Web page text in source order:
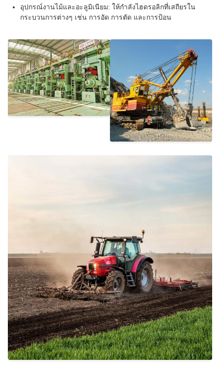
อุปกรณ์งานไม้และอะลูมิเนียม: ให้กำลังไฮดรอลิกที่เสถียรใน
กระบวนการต่างๆ เช่น การอัด การตัด และการป้อน